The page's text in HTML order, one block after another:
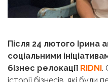
Після 24 лютого Ірина
соціальними
бізнес релокації RIDNI .